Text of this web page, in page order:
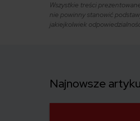
Wszystkie treści
nie powinny stanowić
jakiejkolwiek
Najnowsze